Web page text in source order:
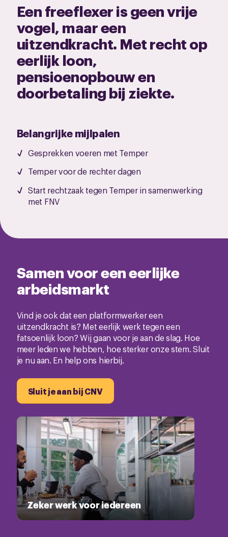
Een freeflexer is geen vrije
vogel, maar een
uitzendkracht. Met recht op
eerlijk loon,
pensioenopbouw en
doorbetaling bij ziekte.
Belangrijke mijlpalen
Gesprekken voeren met Temper
Temper voor de rechter dagen
Start rechtzaak tegen Temper in samenwerking
met FNV
Samen voor een eerlijke
arbeidsmarkt
Vind je ook dat een platformwerker een
uitzendkracht is? Met eerlijk werk tegen een
fatsoenlijk loon? Wij gaan voor je aan de slag. Hoe
meer leden we hebben, hoe sterker onze stem. Sluit
je nu aan. En help ons hierbij.
Sluit je aan bij CNV
Zeker werk voor iedereen